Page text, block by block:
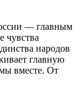
— главным
чувства
народов
главную
вместе. От